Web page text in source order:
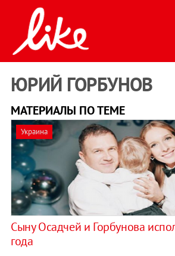
ЮРИЙ ГОРБУНОВ
МАТЕРИАЛЫ ПО ТЕМЕ
Украина
Сыну Осадчей и Горбунова
года